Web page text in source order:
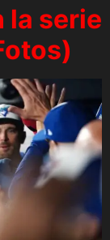
la serie